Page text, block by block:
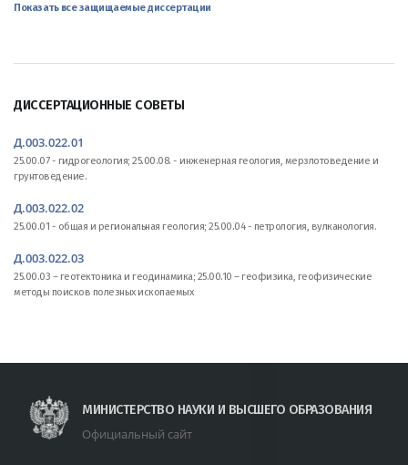
Показать все защищаемые диссертации
ДИССЕРТАЦИОННЫЕ СОВЕТЫ
Д.003.022.01
25.00.07 - гидрогеология; 25.00.08. - инженерная геология, мерзлотоведение и
грунтоведение.
Д.003.022.02
25.00.01 - общая и региональная геология; 25.00.04 - петрология, вулканология.
Д.003.022.03
25.00.03 – геотектоника и геодинамика; 25.00.10 – геофизика, геофизические
методы поисков полезных ископаемых
МИНИСТЕРСТВО НАУКИ И ВЫСШЕГО ОБРАЗОВАНИЯ
Официальный сайт